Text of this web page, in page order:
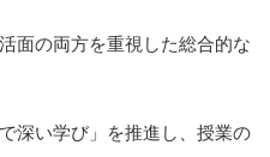
面の両方を重視した総合的な
深い学び」を推進し、授業の